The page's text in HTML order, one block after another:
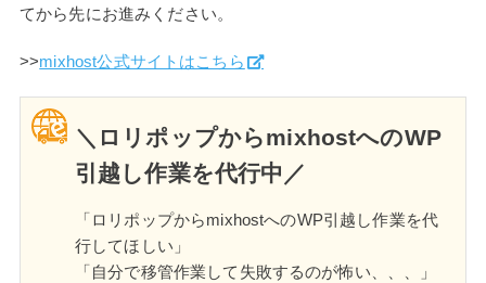
てから先にお進みください。
>>mixhost公式サイトはこちら
＼ロリポップからmixhostへのWP
引越し作業を代行中／
「ロリポップからmixhostへのWP引越し作業を代
行してほしい」
「自分で移管作業して失敗するのが怖い、、、」